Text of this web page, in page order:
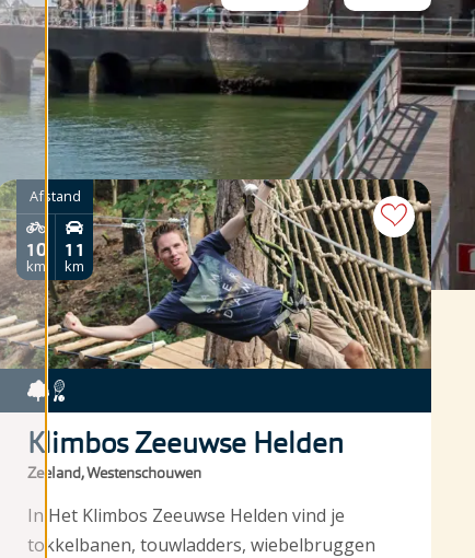
Afstand
11
km
10
km
Klimbos Zeeuwse Helden
Zeeland, Westenschouwen
In Het Klimbos Zeeuwse Helden vind je
tokkelbanen, touwladders, wiebelbruggen